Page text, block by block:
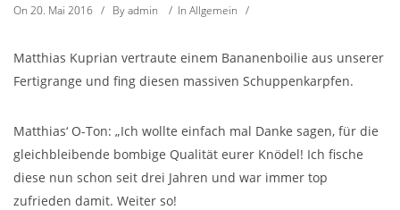
On 20. Mai 2016 / Byadmin / In Allgemein /
Matthias Kuprian vertraute einem Bananenboilie aus unserer
Fertigrange und fing diesen massiven Schuppenkarpfen.
Matthias‘ O-Ton: „Ich wollte einfach mal Danke sagen, für die
gleichbleibende bombige Qualität eurer Knödel! Ich fische
diese nun schon seit drei Jahren und war immer top
zufrieden damit. Weiter so!